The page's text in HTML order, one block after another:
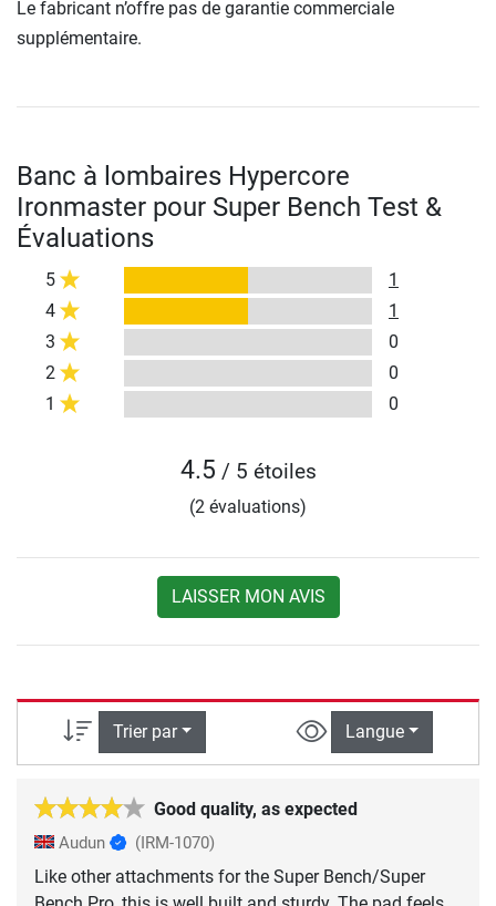
Le fabricant n’offre pas de garantie commerciale
supplémentaire.
Banc à lombaires Hypercore
Ironmaster pour Super Bench Test &
Évaluations
5
1
4
1
3
0
2
0
1
0
4.5 / 5 étoiles
(2 évaluations)
LAISSER MON AVIS
Trier par Langue
Good quality, as expected
Audun (IRM-1070)
Like other attachments for the Super Bench/Super